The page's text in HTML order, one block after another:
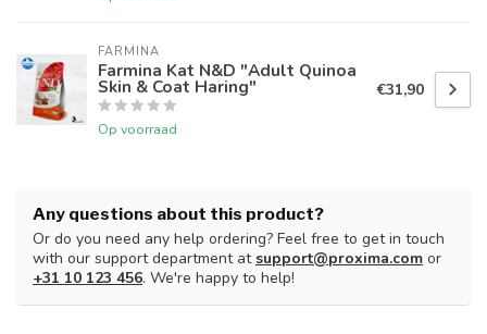
FARMINA
Farmina Kat N&D "Adult Quinoa
Skin & Coat Haring"
Op voorraad
€31,90
Any questions about this product?
Or do you need any help ordering? Feel free to get in touch
with our support department atsupport@proxima.com or
+31 10 123 456. We're happy to help!